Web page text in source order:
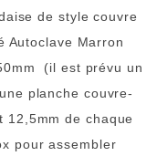
de style couvre
Autoclave Marron
(il est prévu un
planche couvre-
12,5mm de chaque
pour assembler